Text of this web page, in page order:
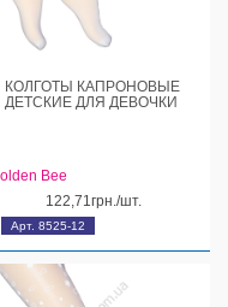
Арт. 8525-12
КОЛГОТЫ КАПРОНОВЫЕ
ДЕТСКИЕ ДЛЯ ДЕВОЧКИ
Bee
122,71грн./шт.